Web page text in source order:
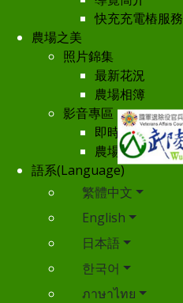
快充充電樁服務
農場之美
照片錦集
最新花況
農場相簿
影音專區
即時影像
農場空拍
語系(Language)
繁體中文
English
日本語
한국어
ภาษาไทย